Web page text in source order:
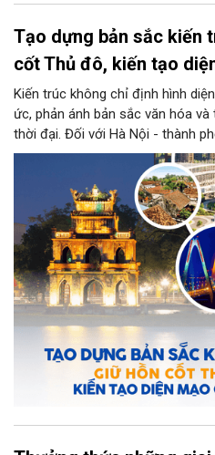
Tạo dựng bản sắc kiến
cốt Thủ đô, kiến tạo
Kiến trúc không chỉ định hình
ức, phản ánh bản sắc văn hóa
thời đại. Đối với Hà Nội - thành
kiến tạo những công trình mới
đồng thời phát huy vai trò của
tồn và sáng tạo, là yêu cầu
"Văn hiến - Văn minh - Hiện đại",
trong thời kỳ mới.